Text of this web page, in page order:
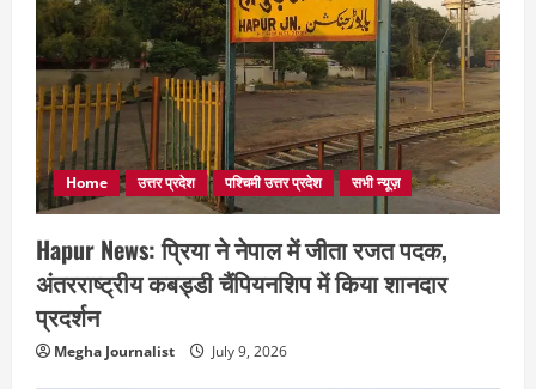
Home उत्तर प्रदेश पश्चिमी उत्तर प्रदेश सभी न्यूज़
Hapur News: प्रिया ने नेपाल में जीता रजत पदक,
अंतरराष्ट्रीय कबड्डी चैंपियनशिप में किया शानदार
प्रदर्शन
Megha Journalist July 9, 2026